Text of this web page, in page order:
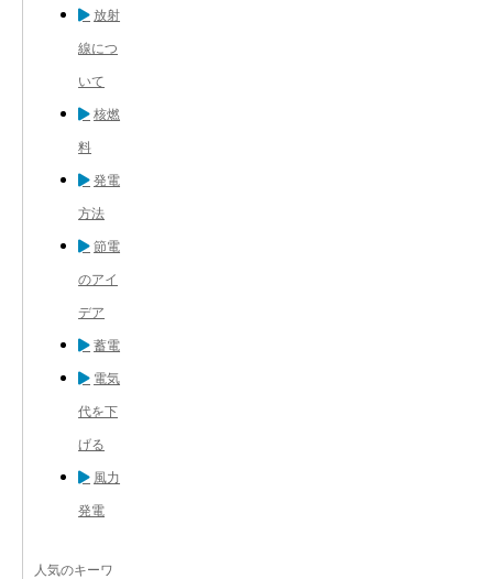
放射
線につ
いて
核燃
料
発電
方法
節電
のアイ
デア
蓄電
電気
代を下
げる
風力
発電
人気のキーワ